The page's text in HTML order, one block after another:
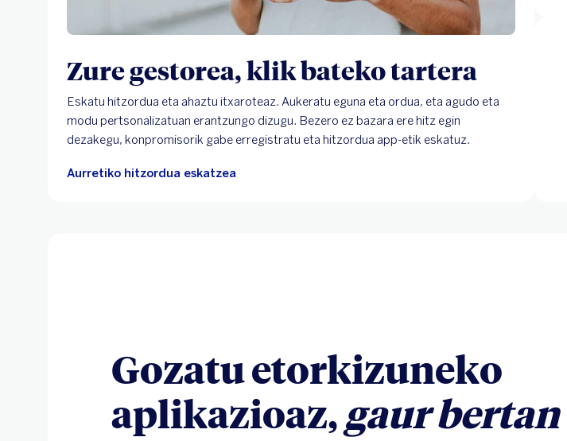
Zure gestorea, klik bateko tartera
Eskatu hitzordua eta ahaztu itxaroteaz. Aukeratu eguna eta ordua, eta agudo eta
modu pertsonalizatuan erantzungo dizugu. Bezero ez bazara ere hitz egin
dezakegu, konpromisorik gabe erregistratu eta hitzordua app-etik eskatuz.
Aurretiko hitzordua eskatzea
Gozatu etorkizuneko
aplikazioaz,gaur bertan